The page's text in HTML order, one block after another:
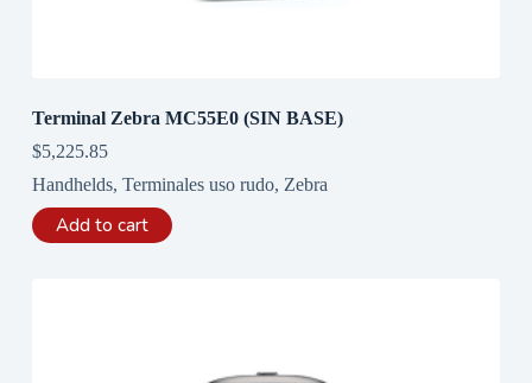
Terminal Zebra MC55E0 (SIN BASE)
$5,225.85
Handhelds, Terminales uso rudo, Zebra
Add to cart